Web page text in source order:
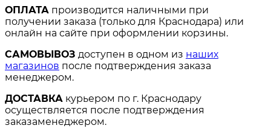
ОПЛАТА производится наличными при
получении заказа (только для Краснодара) или
онлайн на сайте при оформлении корзины.
САМОВЫВОЗ доступен в одном из наших
магазинов после подтверждения заказа
менеджером.
ДОСТАВКА курьером по г. Краснодару
осуществляется после подтверждения
заказаменеджером.